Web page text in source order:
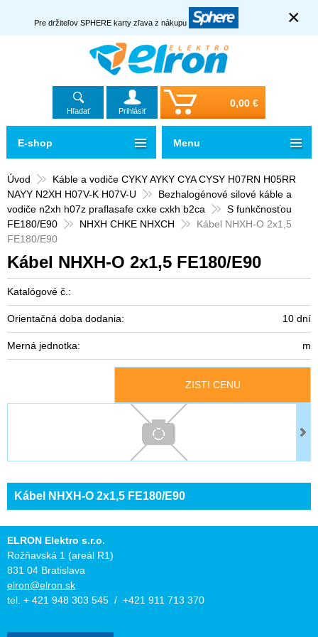
Pre držiteľov SPHERE karty zľava z nákupu ×
Hľadať Prihlásiť
0,00 €
Úvod
Káble a vodiče CYKY AYKY CYA CYSY H07RN H05RR
NAYY N2XH H07V-K H07V-U
Bezhalogénové silové káble a
vodiče n2xh h07z praflasafe cxke cxkh b2ca
S funkčnosťou
FE180/E90
NHXH CHKE NHXCH
Kábel NHXH-O 2x1,5
FE180/E90
Kábel NHXH-O 2x1,5 FE180/E90
Katalógové č.:
Orientačná doba dodania: 10 dní
Merná jednotka: m
ZISTI CENU
Kábel NHXH-O 2x1,5 FE180/E90
E-shop Menu
ELRON Elektro s.r.o.
Rožňavská 1 (areál R1)
831 04 Bratislava
elron@elron.sk
tel. + 421 948 303 545 / +421 911 713 370